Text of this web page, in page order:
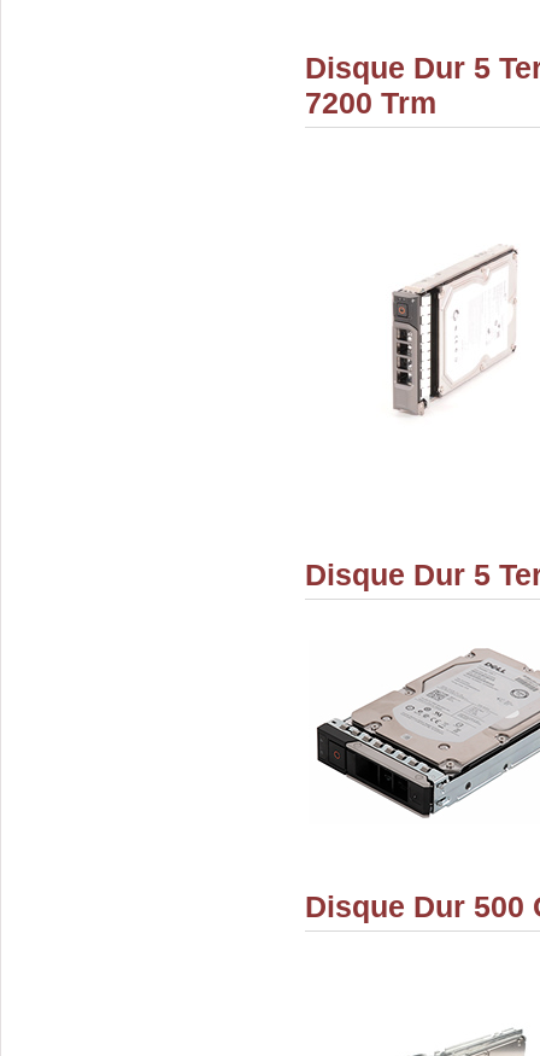
Disque Dur 5
7200 Trm
Disque Dur 5
Disque Dur 500